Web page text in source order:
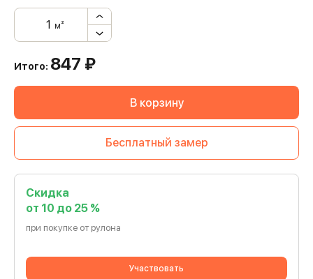
м²
Итого: 847 ₽
В корзину
Бесплатный замер
Скидка
от 10 до 25 %
при покупке от рулона
Участвовать